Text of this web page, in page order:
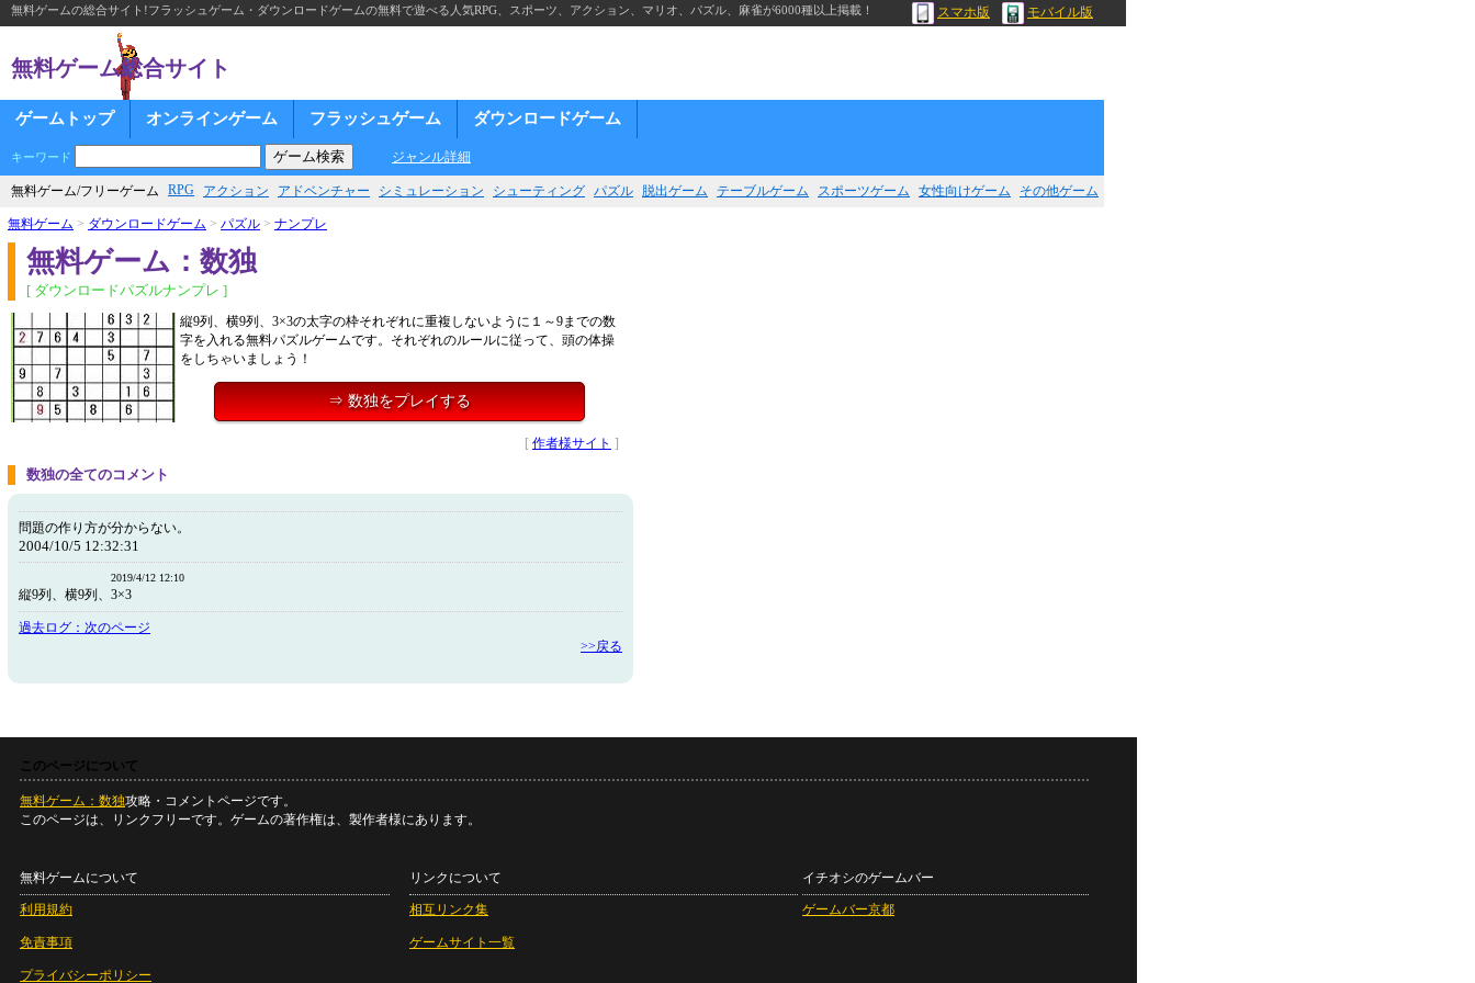
無料ゲームの総合サイト!フラッシュゲーム・ダウンロードゲームの無料で遊べる人気RPG、スポーツ、アクション、マリオ、パズル、麻雀が6000種以上掲載！ スマホ版 モバイル版
無料ゲーム総合サイト
ゲームトップ オンラインゲーム フラッシュゲーム ダウンロードゲーム
キーワード ジャンル詳細
無料ゲーム/フリーゲーム RPG アクション アドベンチャー シミュレーション シューティング パズル 脱出ゲーム テーブルゲーム スポーツゲーム 女性向けゲーム その他ゲーム
無料ゲーム > ダウンロードゲーム > パズル > ナンプレ
無料ゲーム：数独
[ ダウンロードパズルナンプレ ]
縦9列、横9列、3×3の太字の枠それぞれに重複しないように１～9までの数
字を入れる無料パズルゲームです。それぞれのルールに従って、頭の体操
をしちゃいましょう！
⇒ 数独をプレイする
[ 作者様サイト ]
数独の全てのコメント
問題の作り方が分からない。
2004/10/5 12:32:31
2019/4/12 12:10
縦9列、横9列、3×3
過去ログ：次のページ
>>戻る
このページについて
無料ゲーム：数独攻略・コメントページです。
このページは、リンクフリーです。ゲームの著作権は、製作者様にあります。
無料ゲームについて
利用規約
免責事項
プライバシーポリシー
リンクについて
相互リンク集
ゲームサイト一覧
イチオシのゲームバー
ゲームバー京都